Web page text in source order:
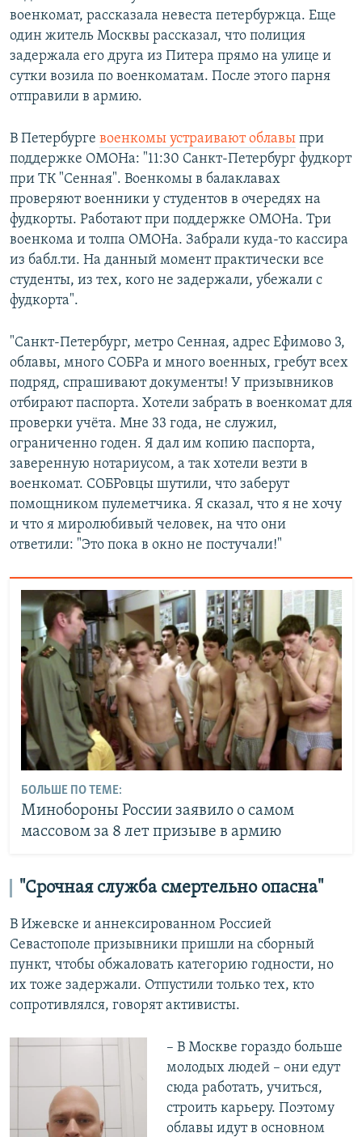
военкомат, рассказала невеста петербуржца. Еще
один житель Москвы рассказал, что полиция
задержала его друга из Питера прямо на улице и
сутки возила по военкоматам. После этого парня
отправили в армию.
В Петербурге военкомы устраивают облавы при
поддержке ОМОНа: "11:30 Санкт-Петербург фудкорт
при ТК "Сенная". Военкомы в балаклавах
проверяют военники у студентов в очередях на
фудкорты. Работают при поддержке ОМОНа. Три
военкома и толпа ОМОНа. Забрали куда-то кассира
из бабл.ти. На данный момент практически все
студенты, из тех, кого не задержали, убежали с
фудкорта".
"Санкт-Петербург, метро Сенная, адрес Ефимово 3,
облавы, много СОБРа и много военных, гребут всех
подряд, спрашивают документы! У призывников
отбирают паспорта. Хотели забрать в военкомат для
проверки учёта. Мне 33 года, не служил,
ограниченно годен. Я дал им копию паспорта,
заверенную нотариусом, а так хотели везти в
военкомат. СОБРовцы шутили, что заберут
помощником пулеметчика. Я сказал, что я не хочу
и что я миролюбивый человек, на что они
ответили: "Это пока в окно не постучали!"
БОЛЬШЕ ПО ТЕМЕ:
Минобороны России заявило о самом
массовом за 8 лет призыве в армию
"Срочная служба смертельно опасна"
В Ижевске и аннексированном Россией
Севастополе призывники пришли на сборный
пункт, чтобы обжаловать категорию годности, но
их тоже задержали. Отпустили только тех, кто
сопротивлялся, говорят активисты.
– В Москве гораздо больше
молодых людей – они едут
сюда работать, учиться,
строить карьеру. Поэтому
облавы идут в основном